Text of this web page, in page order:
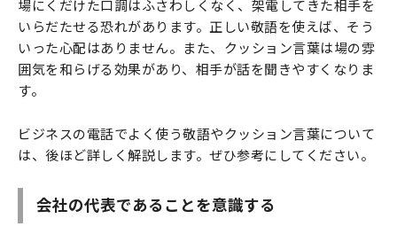
場にくだけた口調はふさわしくなく、架電してきた相手を
いらだたせる恐れがあります。正しい敬語を使えば、そう
いった心配はありません。また、クッション言葉は場の雰
囲気を和らげる効果があり、相手が話を聞きやすくなりま
す。
ビジネスの電話でよく使う敬語やクッション言葉について
は、後ほど詳しく解説します。ぜひ参考にしてください。
会社の代表であることを意識する